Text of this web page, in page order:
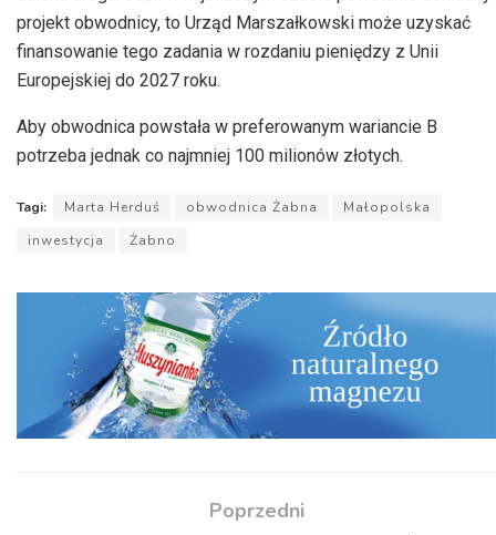
projekt obwodnicy, to Urząd Marszałkowski może uzyskać
finansowanie tego zadania w rozdaniu pieniędzy z Unii
Europejskiej do 2027 roku.
Aby obwodnica powstała w preferowanym wariancie B
potrzeba jednak co najmniej 100 milionów złotych.
Tagi: Marta Herduś obwodnica Żabna
Małopolska
inwestycja
Żabno
Poprzedni